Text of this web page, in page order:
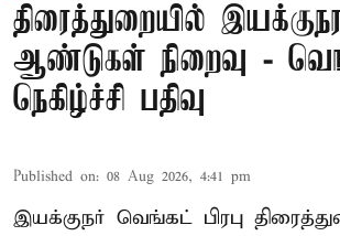
திரைத்துறையில்
ஆண்டுகள் நிறைவு -
நெகிழ்ச்சி பதிவு
Published on: 08 Aug 2026, 4:41 pm
இயக்குநர் வெங்கட் பிரபு